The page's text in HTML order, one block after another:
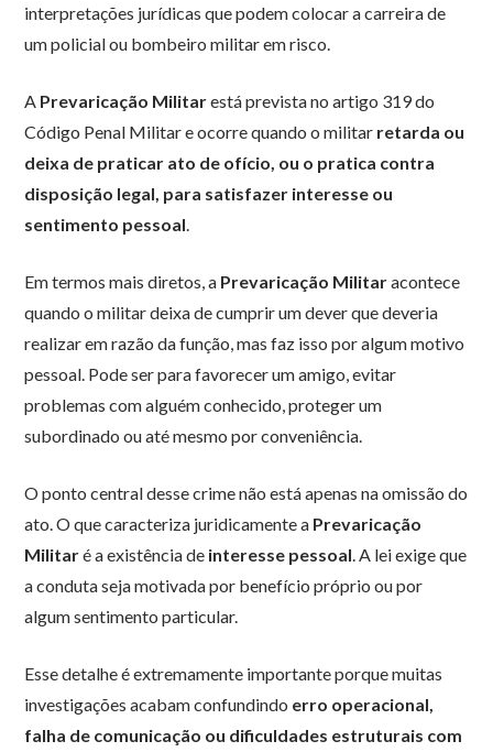
interpretações jurídicas que podem colocar a carreira de
um policial ou bombeiro militar em risco.
A Prevaricação Militarestá prevista no artigo 319 do
Código Penal Militar e ocorre quando o militar retarda ou
deixa de praticar ato de ofício, ou o pratica contra
disposição legal, para satisfazer interesse ou
sentimento pessoal.
Em termos mais diretos, a Prevaricação Militaracontece
quando o militar deixa de cumprir um dever que deveria
realizar em razão da função, mas faz isso por algum motivo
pessoal. Pode ser para favorecer um amigo, evitar
problemas com alguém conhecido, proteger um
subordinado ou até mesmo por conveniência.
O ponto central desse crime não está apenas na omissão do
ato. O que caracteriza juridicamente a Prevaricação
Militaré a existência de interesse pessoal. A lei exige que
a conduta seja motivada por benefício próprio ou por
algum sentimento particular.
Esse detalhe é extremamente importante porque muitas
investigações acabam confundindo erro operacional,
falha de comunicação ou dificuldades estruturais com